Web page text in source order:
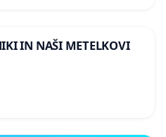
IN NAŠI METELKOVI